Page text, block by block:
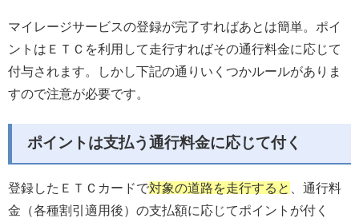
マイレージサービスの登録が完了すればあとは簡単。ポイ
ントはＥＴＣを利用して走行すればその通行料金に応じて
付与されます。しかし下記の通りいくつかルールがありま
すので注意が必要です。
ポイントは支払う通行料金に応じて付く
登録したＥＴＣカードで対象の道路を走行すると
、通行料
金（各種割引適用後）の支払額に応じてポイントが付く